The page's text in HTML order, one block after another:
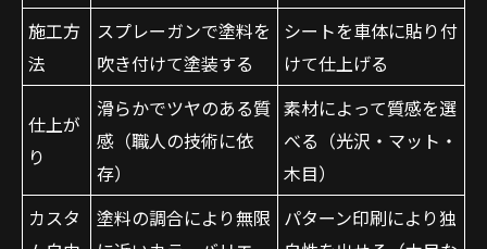
施工方
法
スプレーガンで塗料を
吹き付けて塗装する
シートを車体に貼り付
けて仕上げる
仕上が
り
滑らかでツヤのある質
感（職人の技術に依
存）
素材によって質感を選
べる（光沢・マット・
木目）
カスタ
塗料の調合により無限 パターン印刷により独